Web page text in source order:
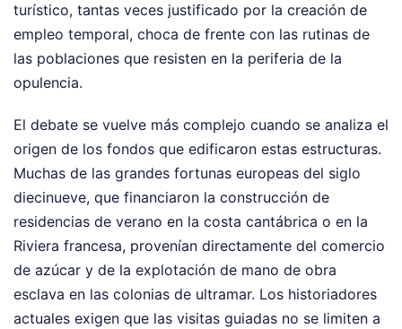
turístico, tantas veces justificado por la creación de
empleo temporal, choca de frente con las rutinas de
las poblaciones que resisten en la periferia de la
opulencia.
El debate se vuelve más complejo cuando se analiza el
origen de los fondos que edificaron estas estructuras.
Muchas de las grandes fortunas europeas del siglo
diecinueve, que financiaron la construcción de
residencias de verano en la costa cantábrica o en la
Riviera francesa, provenían directamente del comercio
de azúcar y de la explotación de mano de obra
esclava en las colonias de ultramar. Los historiadores
actuales exigen que las visitas guiadas no se limiten a